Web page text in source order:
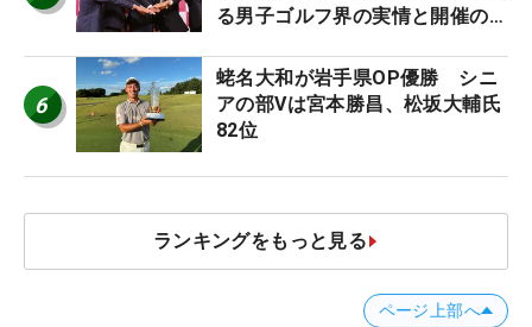
る男子ゴルフ界の実情と開催の舞
6
蛯名大和が岩手県OP優勝 シニ
アの部Vは宮本勝昌、松坂大輔氏
82位
ランキングをもっと見る
ページ上部へ